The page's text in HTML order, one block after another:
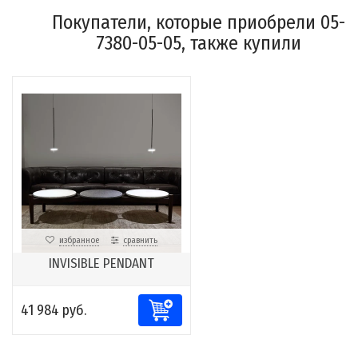
Покупатели, которые приобрели 05-
7380-05-05, также купили
избранное сравнить
INVISIBLE PENDANT
41 984 руб.